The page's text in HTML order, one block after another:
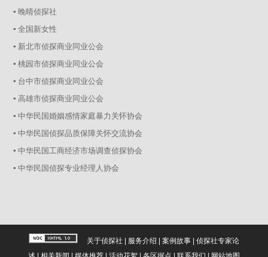
▪ 晚晴侦探社
▪ 全国新女性
▪ 新北市侦探商业同业公会
▪ 桃园市侦探商业同业公会
▪ 台中市侦探商业同业公会
▪ 高雄市侦探商业同业公会
▪ 中华民国婚姻感情家庭暴力关怀协会
▪ 中华民国侦探品质保障关怀交流协会
▪ 中华民国工商经济市场调查侦探协会
▪ 中华民国侦探专业经理人协会
关于侦探社 服务介绍 案例故事| 侦探社专家论